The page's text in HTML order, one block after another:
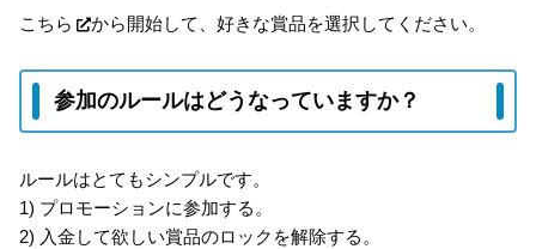
こちら から開始して、好きな賞品を選択してください。
参加のルールはどうなっていますか？
ルールはとてもシンプルです。
1) プロモーションに参加する。
2) 入金して欲しい賞品のロックを解除する。